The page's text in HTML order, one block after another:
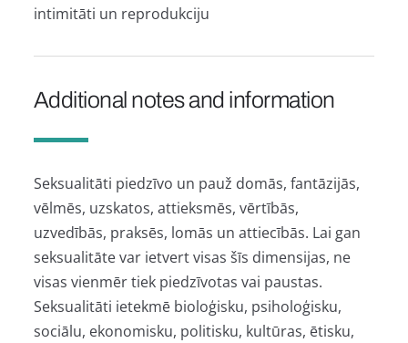
intimitāti un reprodukciju
Additional notes and information
Seksualitāti piedzīvo un pauž domās, fantāzijās,
vēlmēs, uzskatos, attieksmēs, vērtībās,
uzvedībās, praksēs, lomās un attiecībās. Lai gan
seksualitāte var ietvert visas šīs dimensijas, ne
visas vienmēr tiek piedzīvotas vai paustas.
Seksualitāti ietekmē bioloģisku, psiholoģisku,
sociālu, ekonomisku, politisku, kultūras, ētisku,